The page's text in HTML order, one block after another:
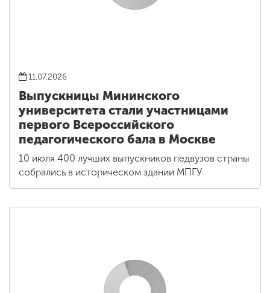
11.07.2026
Выпускницы Мининского
университета стали участницами
первого Всероссийского
педагогического бала в Москве
10 июля 400 лучших выпускников педвузов страны
собрались в историческом здании МПГУ